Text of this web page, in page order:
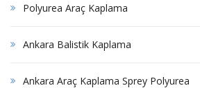
Polyurea Araç Kaplama
Ankara Balistik Kaplama
Ankara Araç Kaplama Sprey Polyurea